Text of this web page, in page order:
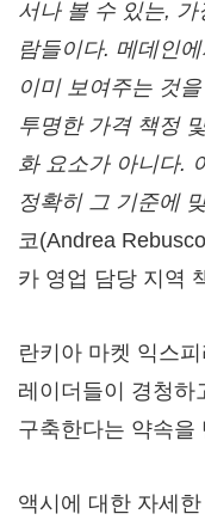
서나 볼 수 있는,
람들이다. 메데인
이미 보여주는 것
투명한 가격 책정
화 요소가 아니다.
정확히 그 기준에
코(Andrea
카 영업 담당 지역
란키아 마켓 익스
레이더들이 경청하
구축한다는 약속을
액시에 대한 자세